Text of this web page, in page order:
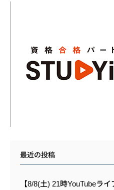
最近の投稿
【8/8(土) 21時YouTubeラ